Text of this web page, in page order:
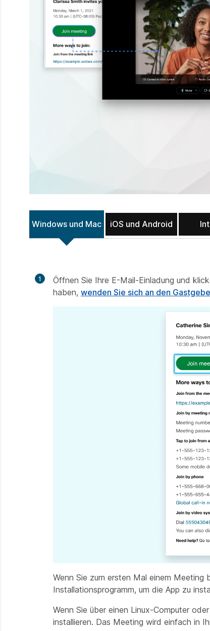
Windows und Mac iOS und Android
1 Öffnen Sie Ihre E-Mail-Einladung und
haben, wenden Sie sich an den
Wenn Sie zum ersten Mal einem
Installationsprogramm, um die App zu
Wenn Sie über einen Linux-Computer
installieren. Das Meeting wird einfach in